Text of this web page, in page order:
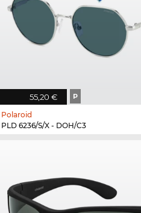
55,20 € P
Polaroid
PLD 6236/S/X - DOH/C3